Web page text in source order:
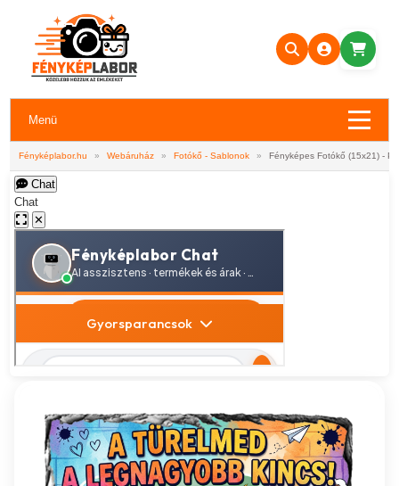
Menü
Fényképlabor.hu » Webáruház » Fotókő - Sablonok » Fényképes Fotókő (15x21) -
Chat
Chat
✕